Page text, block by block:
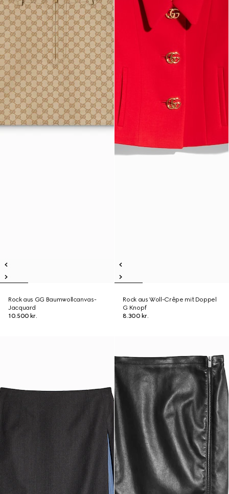
Rock aus GG Baumwollcanvas-
Jacquard
10.500 kr.
Rock aus Woll-Crêpe mit Doppel
G Knopf
8.300 kr.